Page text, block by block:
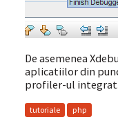
De asemenea
aplicatiilor din
profiler-ul integrat.
tutoriale php